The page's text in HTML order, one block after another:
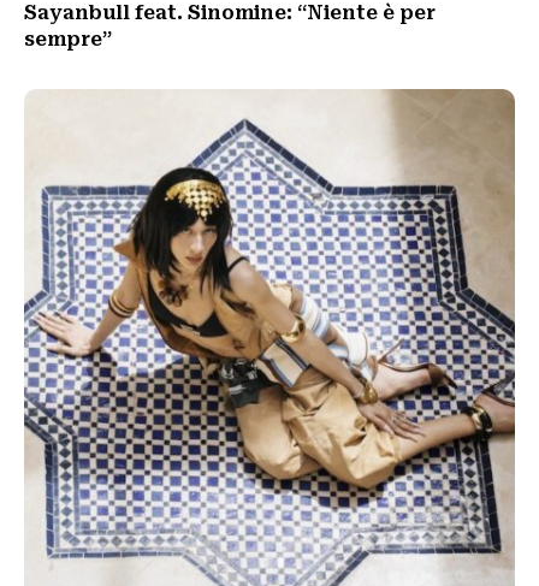
Sayanbull feat. Sinomine: “Niente è per
sempre”